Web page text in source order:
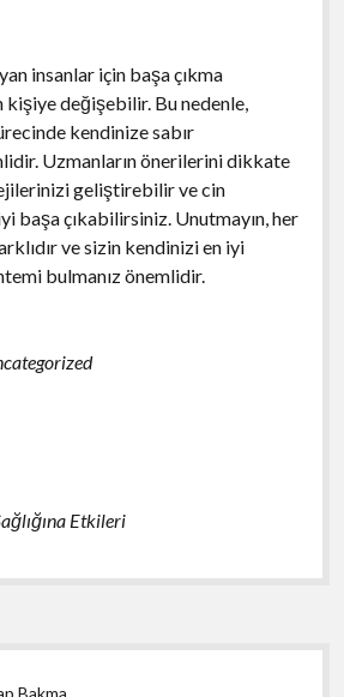
insanlar için başa çıkma
değişebilir. Bu nedenle,
kendinize sabır
Uzmanların önerilerini dikkate
geliştirebilir ve cin
başa çıkabilirsiniz. Unutmayın, her
ve sizin kendinizi en iyi
bulmanız önemlidir.
Etkileri
Bakma